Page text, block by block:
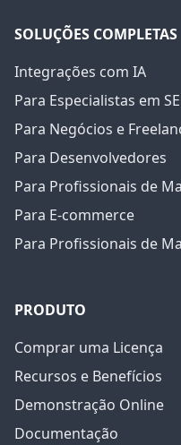
SOLUÇÕES COMPLETAS
Integrações com IA
Para Especialistas em
Para Negócios e
Para Desenvolvedores
Para Profissionais de
Para E-commerce
Para Profissionais de
PRODUTO
Comprar uma Licença
Recursos e Benefícios
Demonstração Online
Documentação